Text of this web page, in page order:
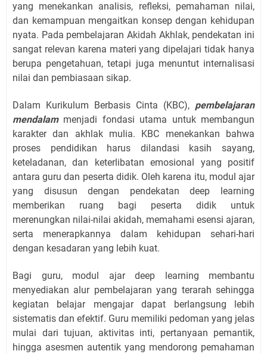
yang menekankan analisis, refleksi, pemahaman nilai,
dan kemampuan mengaitkan konsep dengan kehidupan
nyata. Pada pembelajaran Akidah Akhlak, pendekatan ini
sangat relevan karena materi yang dipelajari tidak hanya
berupa pengetahuan, tetapi juga menuntut internalisasi
nilai dan pembiasaan sikap.
Dalam Kurikulum Berbasis Cinta (KBC), pembelajaran
mendalammenjadi fondasi utama untuk membangun
karakter dan akhlak mulia. KBC menekankan bahwa
proses pendidikan harus dilandasi kasih sayang,
keteladanan, dan keterlibatan emosional yang positif
antara guru dan peserta didik. Oleh karena itu, modul ajar
yang disusun dengan pendekatan deep learning
memberikan ruang bagi peserta didik untuk
merenungkan nilai-nilai akidah, memahami esensi ajaran,
serta menerapkannya dalam kehidupan sehari-hari
dengan kesadaran yang lebih kuat.
Bagi guru, modul ajar deep learning membantu
menyediakan alur pembelajaran yang terarah sehingga
kegiatan belajar mengajar dapat berlangsung lebih
sistematis dan efektif. Guru memiliki pedoman yang jelas
mulai dari tujuan, aktivitas inti, pertanyaan pemantik,
hingga asesmen autentik yang mendorong pemahaman